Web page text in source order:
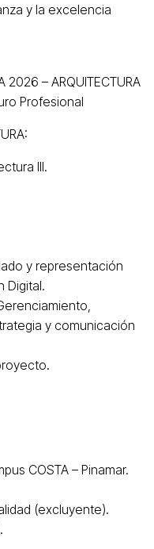
y la excelencia
2026 – ARQUITECTURA
Profesional
III.
у representación
Digital.
у comunicación
COSTA – Pinamar.
(excluyente).